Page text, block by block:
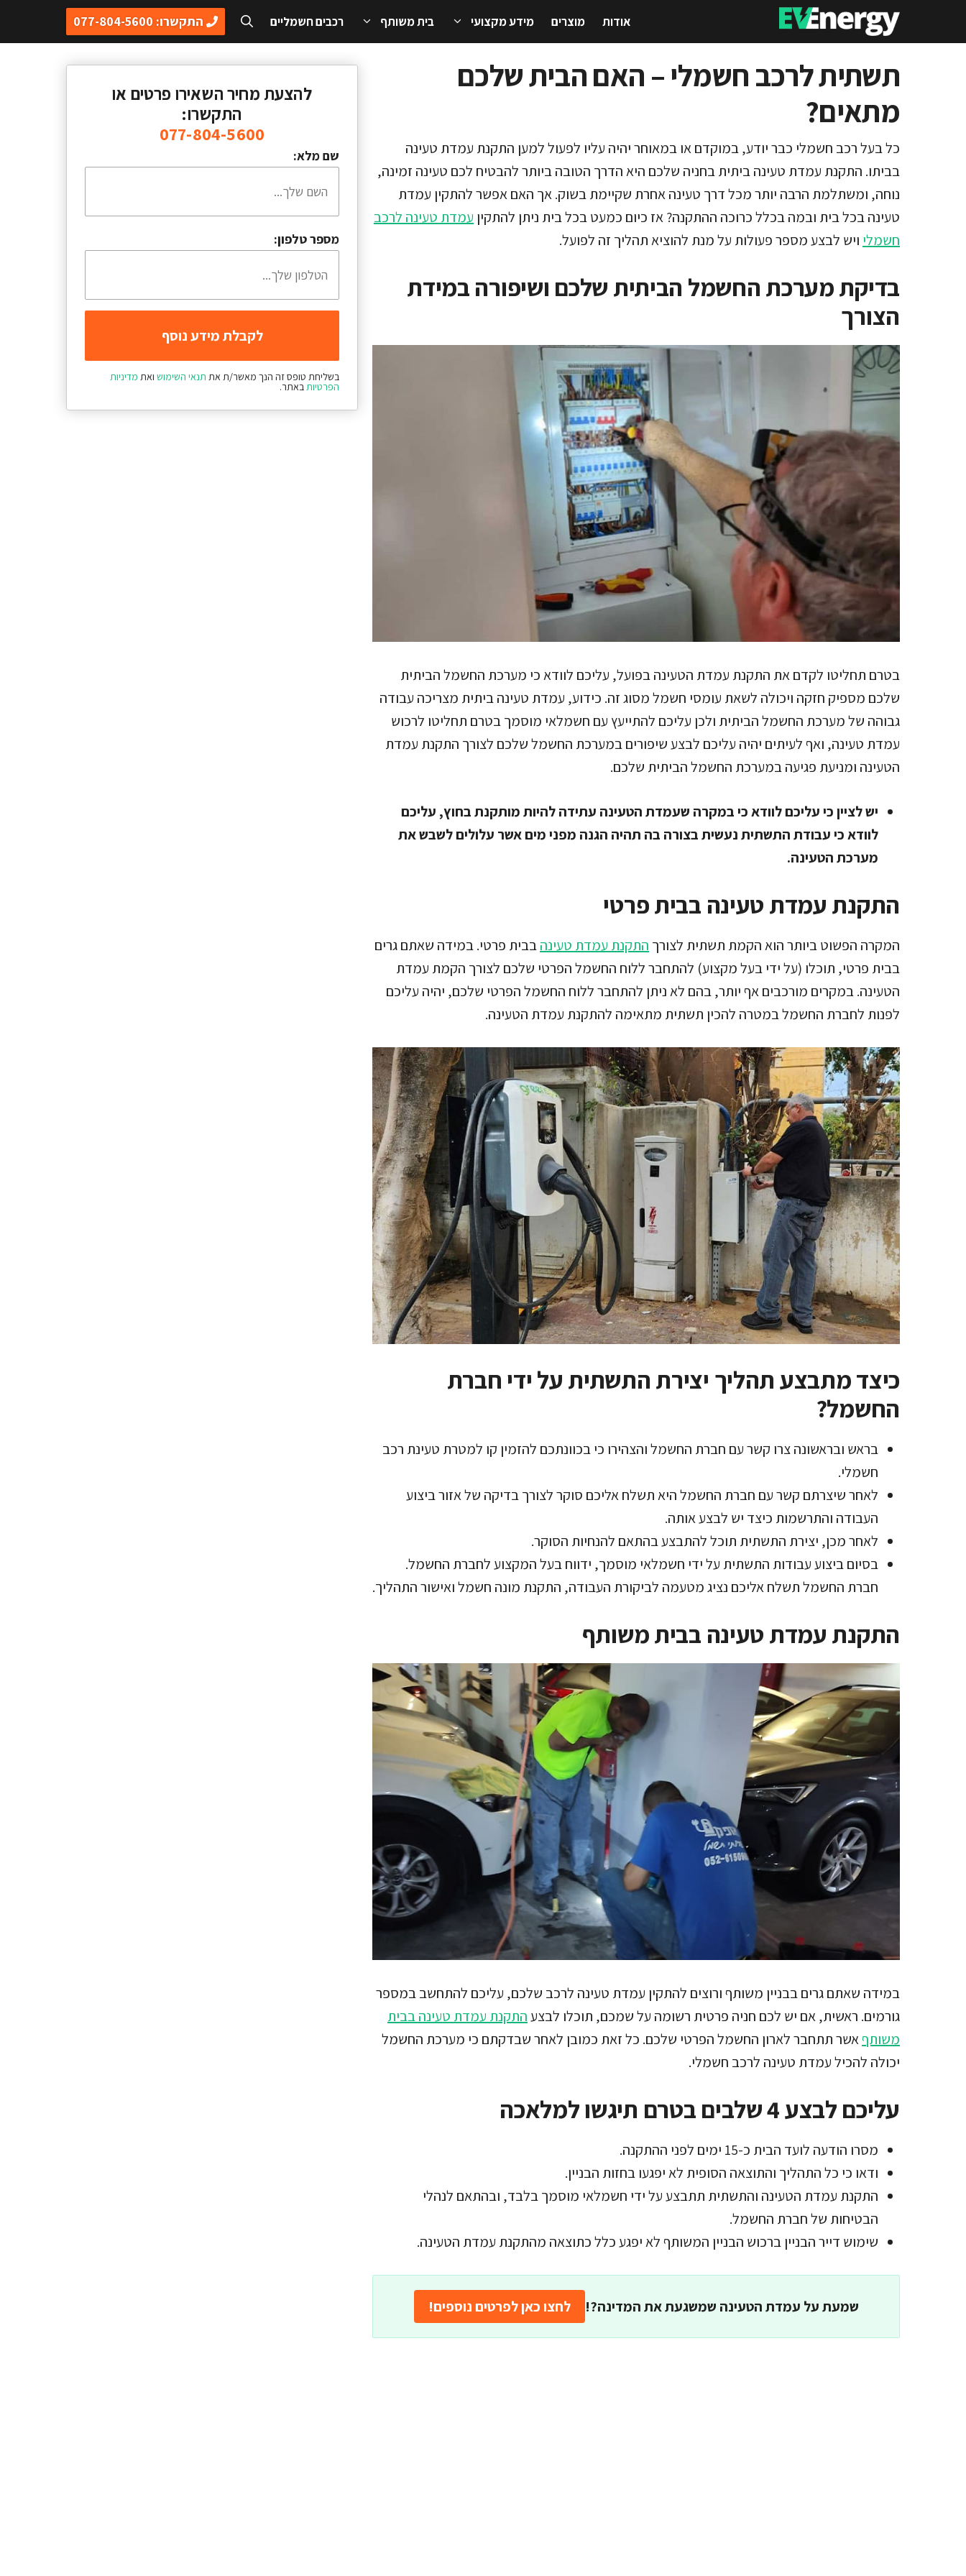
אודות מוצרים מידע מקצועי בית משותף רכבים חשמליים התקשרו: 077-804-5600
תשתית לרכב חשמלי – האם הבית שלכם
מתאים?
כל בעל רכב חשמלי כבר יודע, במוקדם או במאוחר יהיה עליו לפעול למען התקנת עמדת טעינה
בביתו. התקנת עמדת טעינה ביתית בחניה שלכם היא הדרך הטובה ביותר להבטיח לכם טעינה זמינה,
נוחה, ומשתלמת הרבה יותר מכל דרך טעינה אחרת שקיימת בשוק. אך האם אפשר להתקין עמדת
טעינה בכל בית ובמה בכלל כרוכה ההתקנה? אז כיום כמעט בכל בית ניתן להתקין עמדת טעינה לרכב
חשמלי ויש לבצע מספר פעולות על מנת להוציא תהליך זה לפועל.
בדיקת מערכת החשמל הביתית שלכם ושיפורה במידת
הצורך
בטרם תחליטו לקדם את התקנת עמדת הטעינה בפועל, עליכם לוודא כי מערכת החשמל הביתית
שלכם מספיק חזקה ויכולה לשאת עומסי חשמל מסוג זה. כידוע, עמדת טעינה ביתית מצריכה עבודה
גבוהה של מערכת החשמל הביתית ולכן עליכם להתייעץ עם חשמלאי מוסמך בטרם תחליטו לרכוש
עמדת טעינה, ואף לעיתים יהיה עליכם לבצע שיפורים במערכת החשמל שלכם לצורך התקנת עמדת
הטעינה ומניעת פגיעה במערכת החשמל הביתית שלכם.
יש לציין כי עליכם לוודא כי במקרה שעמדת הטעינה עתידה להיות מותקנת בחוץ, עליכם
לוודא כי עבודת התשתית נעשית בצורה בה תהיה הגנה מפני מים אשר עלולים לשבש את
מערכת הטעינה.
התקנת עמדת טעינה בבית פרטי
המקרה הפשוט ביותר הוא הקמת תשתית לצורך התקנת עמדת טעינהבבית פרטי. במידה שאתם גרים
בבית פרטי, תוכלו (על ידי בעל מקצוע) להתחבר ללוח החשמל הפרטי שלכם לצורך הקמת עמדת
הטעינה. במקרים מורכבים אף יותר, בהם לא ניתן להתחבר ללוח החשמל הפרטי שלכם, יהיה עליכם
לפנות לחברת החשמל במטרה להכין תשתית מתאימה להתקנת עמדת הטעינה.
כיצד מתבצע תהליך יצירת התשתית על ידי חברת
החשמל?
בראש ובראשונה צרו קשר עם חברת החשמל והצהירו כי בכוונתכם להזמין קו למטרת טעינת רכב
חשמלי.
לאחר שיצרתם קשר עם חברת החשמל היא תשלח אליכם סוקר לצורך בדיקה של אזור ביצוע
העבודה והתרשמות כיצד יש לבצע אותה.
לאחר מכן, יצירת התשתית תוכל להתבצע בהתאם להנחיות הסוקר.
בסיום ביצוע עבודות התשתית על ידי חשמלאי מוסמך, ידווח בעל המקצוע לחברת החשמל.
חברת החשמל תשלח אליכם נציג מטעמה לביקורת העבודה, התקנת מונה חשמל ואישור התהליך.
התקנת עמדת טעינה בבית משותף
במידה שאתם גרים בבניין משותף ורוצים להתקין עמדת טעינה לרכב שלכם, עליכם להתחשב במספר
גורמים. ראשית, אם יש לכם חניה פרטית רשומה על שמכם, תוכלו לבצעהתקנת עמדת טעינה בבית
משותףאשר תתחבר לארון החשמל הפרטי שלכם. כל זאת כמובן לאחר שבדקתם כי מערכת החשמל
יכולה להכיל עמדת טעינה לרכב חשמלי.
עליכם לבצע 4 שלבים בטרם תיגשו למלאכה
מסרו הודעה לועד הבית כ-15 ימים לפני ההתקנה.
ודאו כי כל התהליך והתוצאה הסופית לא יפגעו בחזות הבניין.
התקנת עמדת הטעינה והתשתית תתבצע על ידי חשמלאי מוסמך בלבד, ובהתאם לנהלי
הבטיחות של חברת החשמל.
שימוש דייר הבניין ברכוש הבניין המשותף לא יפגע כלל כתוצאה מהתקנת עמדת הטעינה.
שמעת על עמדת הטעינה שמשגעת את המדינה?! לחצו כאן לפרטים נוספים!
להצעת מחיר השאירו פרטים או
התקשרו:
077-804-5600
שם מלא:
מספר טלפון:
בשליחת טופס זה הנך מאשר/ת את תנאי השימוש ואת מדיניות
הפרטיותבאתר.